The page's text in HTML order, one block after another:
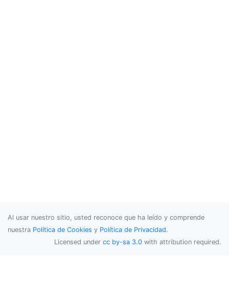
Al usar nuestro sitio, usted reconoce que ha leído y comprende
nuestra Política de Cookies y Política de Privacidad.
Licensed under cc by-sa 3.0 with attribution required.